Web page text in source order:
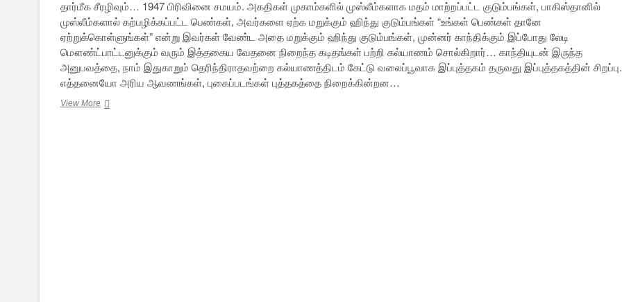
தார்மீக சீரழிவும்… 1947 பிரிவினை சமயம். அகதிகள் முகாம்களில் முஸ்லீம்களாக மதம் மாற்றப்பட்ட குடும்பங்கள், பாகிஸ்தானில்
முஸ்லீம்களால் கற்பழிக்கப்பட்ட பெண்கள், அவர்களை ஏற்க மறுக்கும் ஹிந்து குடும்பங்கள் “உங்கள் பெண்கள் தானே
ஏற்றுக்கொள்ளுங்கள்” என்று இவர்கள் வேண்ட அதை மறுக்கும் ஹிந்து குடும்பங்கள், முன்னர் காந்திக்கும் இப்போது லேடி
மௌண்ட்பாட்டனுக்கும் வரும் இத்தகைய வேதனை நிறைந்த கடிதங்கள் பற்றி கல்யாணம் சொல்கிறார்… காந்தியுடன் இருந்த
அனுபவத்தை, நாம் இதுகாறும் தெரிந்திராதவற்றை கல்யாணத்திடம் கேட்டு வலைப்பூவாக இப்புத்தகம் தருவது இப்புத்தகத்தின் சிறப்பு.
எத்தனையோ அரிய ஆவணங்கள், புகைப்படங்கள் புத்தகத்தை நிறைக்கின்றன…
View Moreஆகஸ்ட்